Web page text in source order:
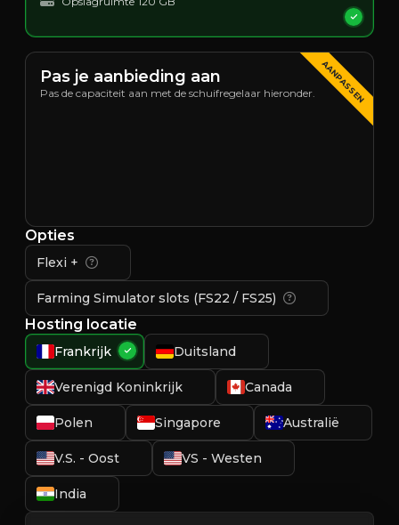
AANPASSEN
Pas je aanbieding aan
Pas de capaciteit aan met de schuifregelaar hieronder.
Opties
Flexi +
Farming Simulator slots (FS22 / FS25)
Hosting locatie
Frankrijk Duitsland
Verenigd Koninkrijk Canada
Polen Singapore Australië
V.S. - Oost VS - Westen
India